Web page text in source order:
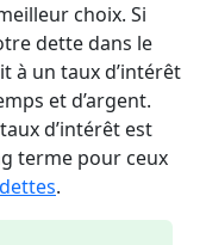
choix. Si
dette dans le
à un taux d’intérêt
et d’argent.
d’intérêt est
terme pour ceux
.